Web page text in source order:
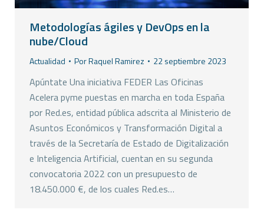
Metodologías ágiles y DevOps en la
nube/Cloud
Actualidad PorRaquel Ramirez 22 septiembre 2023
Apúntate Una iniciativa FEDER Las Oficinas
Acelera pyme puestas en marcha en toda España
por Red.es, entidad pública adscrita al Ministerio de
Asuntos Económicos y Transformación Digital a
través de la Secretaría de Estado de Digitalización
e Inteligencia Artificial, cuentan en su segunda
convocatoria 2022 con un presupuesto de
18.450.000 €, de los cuales Red.es…